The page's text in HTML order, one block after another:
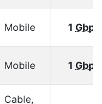
Mobile 1 Gbps
Mobile 1 Gbps
Cable,